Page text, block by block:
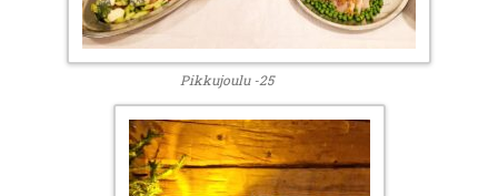
Pikkujoulu -25